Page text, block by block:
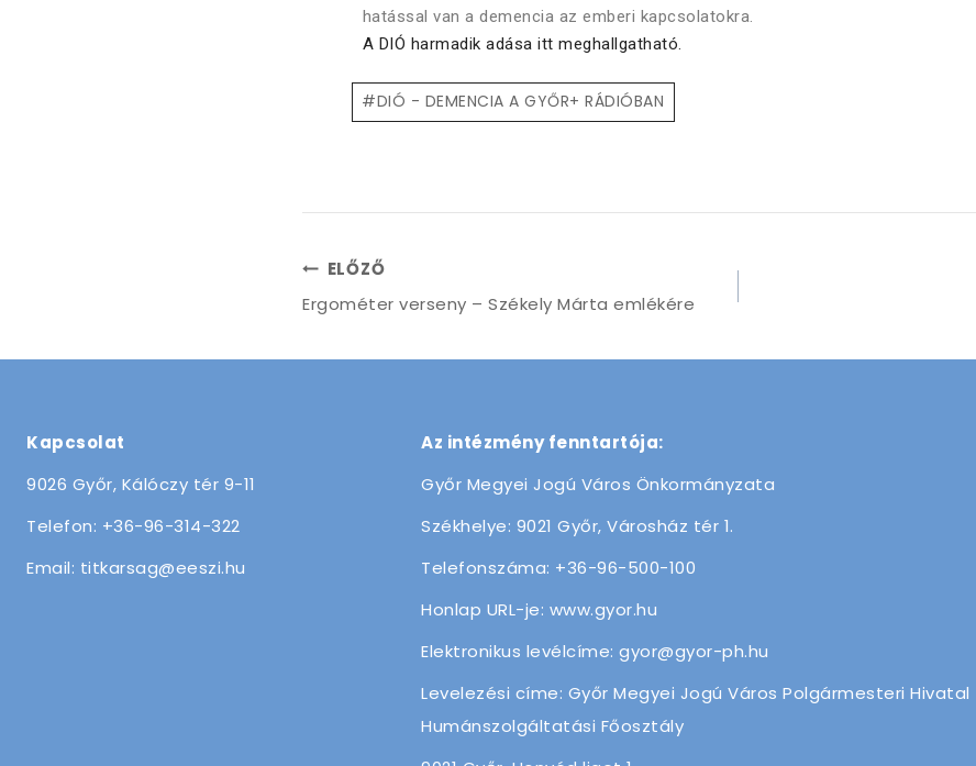
hatással van a demencia az emberi kapcsolatokra.
A DIÓ harmadik adása itt meghallgatható.
#DIÓ - DEMENCIA A GYŐR+ RÁDIÓBAN
ELŐZŐ
Ergométer verseny – Székely Márta emlékére
Kapcsolat
9026 Győr, Kálóczy tér 9-11
Telefon: +36-96-314-322
Email: titkarsag@eeszi.hu
Az intézmény fenntartója:
Győr Megyei Jogú Város Önkormányzata
Székhelye: 9021 Győr, Városház tér 1.
Telefonszáma: +36-96-500-100
Honlap URL-je: www.gyor.hu
Elektronikus levélcíme: gyor@gyor-ph.hu
Levelezési címe: Győr Megyei Jogú Város Polgármesteri Hivatal
Humánszolgáltatási Főosztály